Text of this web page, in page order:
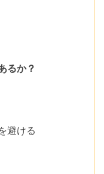
るか？
避ける